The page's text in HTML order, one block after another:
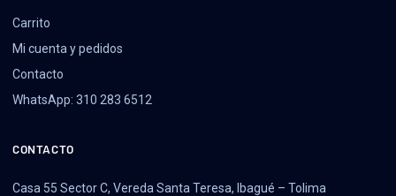
Carrito
Mi cuenta y pedidos
Contacto
WhatsApp: 310 283 6512
CONTACTO
Casa 55 Sector C, Vereda Santa Teresa, Ibagué – Tolima